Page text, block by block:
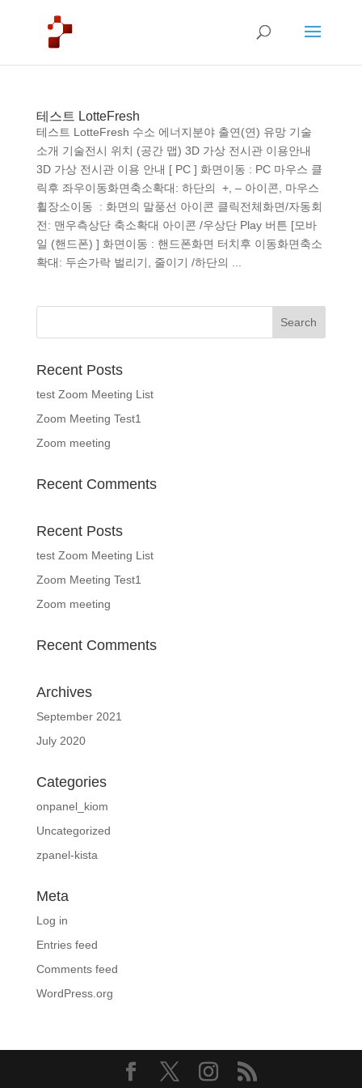
테스트 LotteFresh
테스트 LotteFresh 수소 에너지분야 출연(연) 유망 기술
소개 기술전시 위치 (공간 맵) 3D 가상 전시관 이용안내
3D 가상 전시관 이용 안내 [ PC ] 화면이동 : PC 마우스 클
릭후 좌우이동화면축소확대: 하단의 +, – 아이콘, 마우스
휠장소이동 : 화면의 말풍선 아이콘 클릭전체화면/자동회
전: 맨우측상단 축소확대 아이콘 /우상단 Play 버튼 [모바
일 (핸드폰) ] 화면이동 : 핸드폰화면 터치후 이동화면축소
확대: 두손가락 벌리기, 줄이기 /하단의 ...
Recent Posts
test Zoom Meeting List
Zoom Meeting Test1
Zoom meeting
Recent Comments
Recent Posts
test Zoom Meeting List
Zoom Meeting Test1
Zoom meeting
Recent Comments
Archives
September 2021
July 2020
Categories
onpanel_kiom
Uncategorized
zpanel-kista
Meta
Log in
Entries feed
Comments feed
WordPress.org